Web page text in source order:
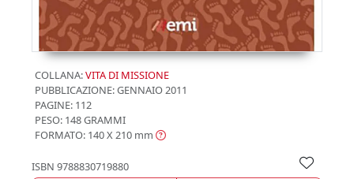
COLLANA:VITA DI MISSIONE
PUBBLICAZIONE:GENNAIO 2011
PAGINE: 112
PESO: 148 GRAMMI
FORMATO: 140 X 210 mm
ISBN 9788830719880